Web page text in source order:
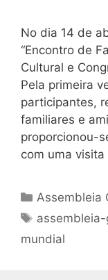
No dia 14 de
“Encontro de
Cultural e
Pela primeira
participantes,
familiares e
proporcionou-
com uma
Categorias
Assembleia
Etiquetas
assembleia-
mundial